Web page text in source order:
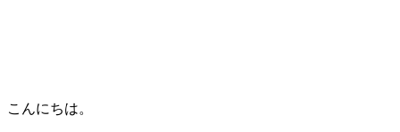
こんにちは。